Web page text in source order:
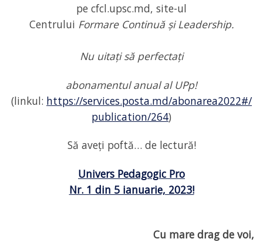
pe cfcl.upsc.md, site-ul
Centrului Formare Continuă și Leadership.
Nu uitați să perfectați
abonamentul anual al UPp!
(linkul: https://services.posta.md/abonarea2022#/
publication/264)
Să aveți poftă… de lectură!
Univers Pedagogic Pro
Nr. 1 din 5 ianuarie, 2023!
Cu mare drag de voi,